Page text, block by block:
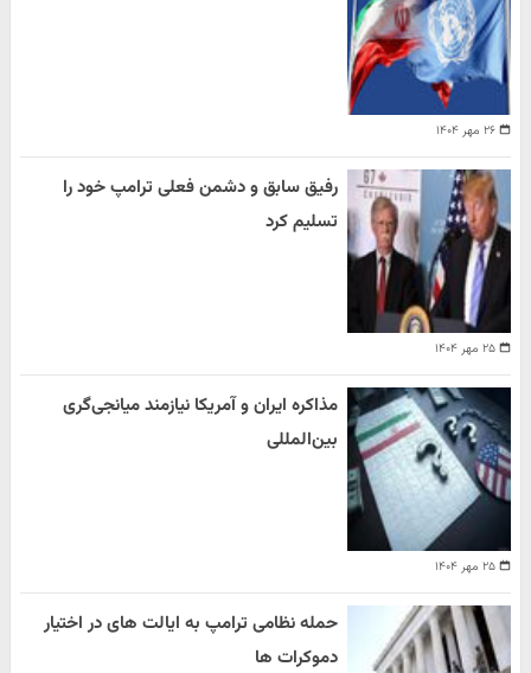
۲۶ مهر ۱۴۰۴
۲۵ مهر ۱۴۰۴
رفیق سابق و دشمن فعلی ترامپ خود را
تسلیم کرد
۲۵ مهر ۱۴۰۴
مذاکره ایران و آمریکا نیازمند میانجی‌گری
بین‌المللی
حمله نظامی ترامپ به ایالت های در اختیار
دموکرات ها